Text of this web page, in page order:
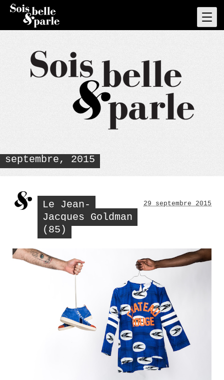
Skip
content
septembre, 2015
Le Jean-
Jacques Goldman
(85)
29 septembre 2015